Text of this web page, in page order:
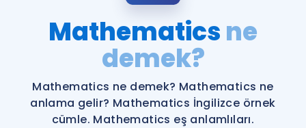
Şifremi Hatırlamıyorum
Katılımcı Görüşleri
Faydalı Araçlar
Ücretsiz Kaynaklar
İngilizce Gramer
Mathematicsne
demek?
Mathematics ne demek? Mathematics ne
anlama gelir? Mathematics İngilizce örnek
cümle. Mathematics eş anlamlıları.